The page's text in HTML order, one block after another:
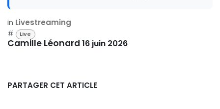
in Livestreaming
#
Live
Camille Léonard 16 juin 2026
PARTAGER CET ARTICLE